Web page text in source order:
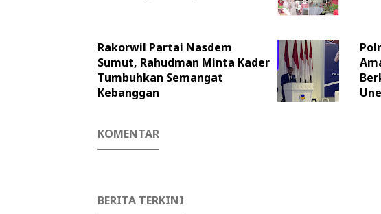
Rakorwil Partai Nasdem
Sumut, Rahudman Minta Kader
Tumbuhkan Semangat
Kebanggan
KOMENTAR
BERITA TERKINI